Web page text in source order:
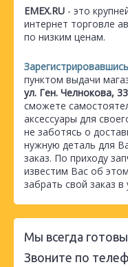
EMEX.RU - это
интернет торговле
по низким ценам.
пунктом выдачи
ул. Ген. Челнокова,
сможете
аксессуары для
не заботясь о
нужную деталь для
заказ. По приходу
известим Вас об
забрать свой заказ
Мы всегда
Звоните по